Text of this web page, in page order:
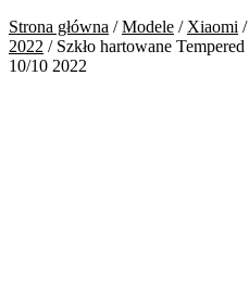
Strona główna /Modele / Xiaomi /
2022 / Szkło hartowane
10/10 2022